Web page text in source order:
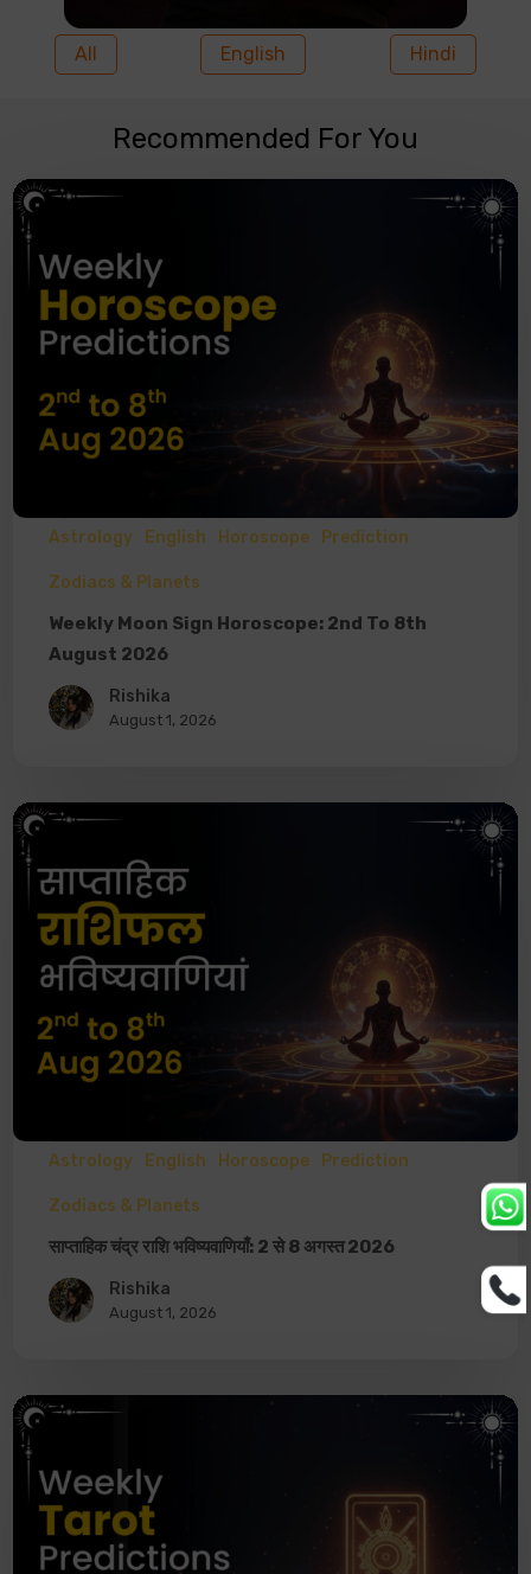
All English Hindi
Recommended For You
Astrology English Horoscope Prediction
Zodiacs & Planets
Weekly Moon Sign Horoscope: 2nd To 8th
August 2026
Rishika
August 1, 2026
Astrology English Horoscope Prediction
Zodiacs & Planets
साप्ताहिक चंद्र राशि भविष्यवाणियाँ: 2 से 8 अगस्त 2026
Rishika
August 1, 2026